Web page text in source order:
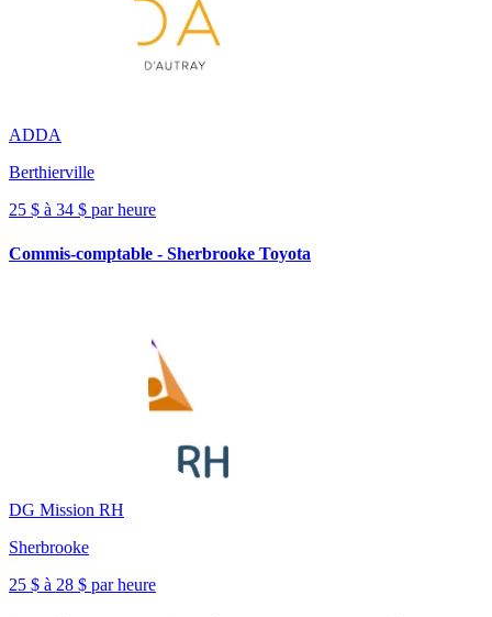
ADDA
Berthierville
25 $ à 34 $ par heure
Commis-comptable - Sherbrooke Toyota
DG Mission RH
Sherbrooke
25 $ à 28 $ par heure